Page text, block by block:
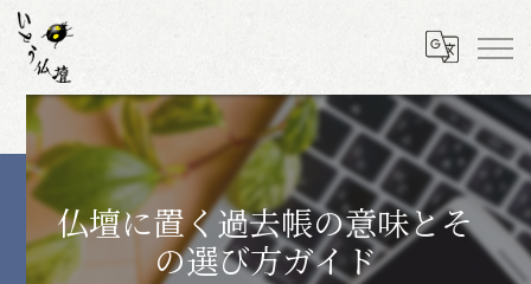
仏壇に置く過去帳の意味とそ
の選び方ガイド